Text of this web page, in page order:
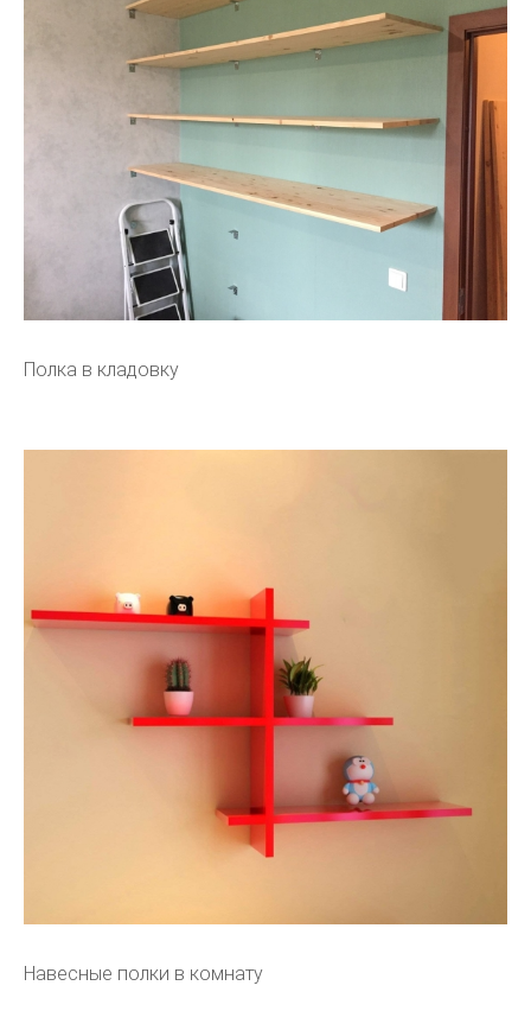
Полка в кладовку
Навесные полки в комнату